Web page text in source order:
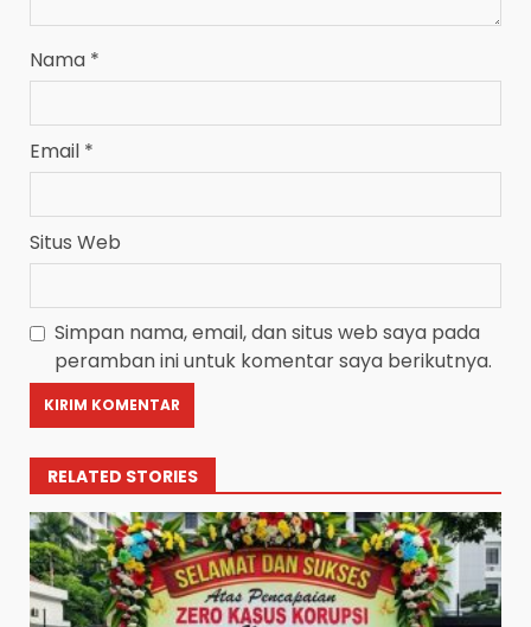
Nama *
Email *
Situs Web
Simpan nama, email, dan situs web saya pada
peramban ini untuk komentar saya berikutnya.
RELATED STORIES